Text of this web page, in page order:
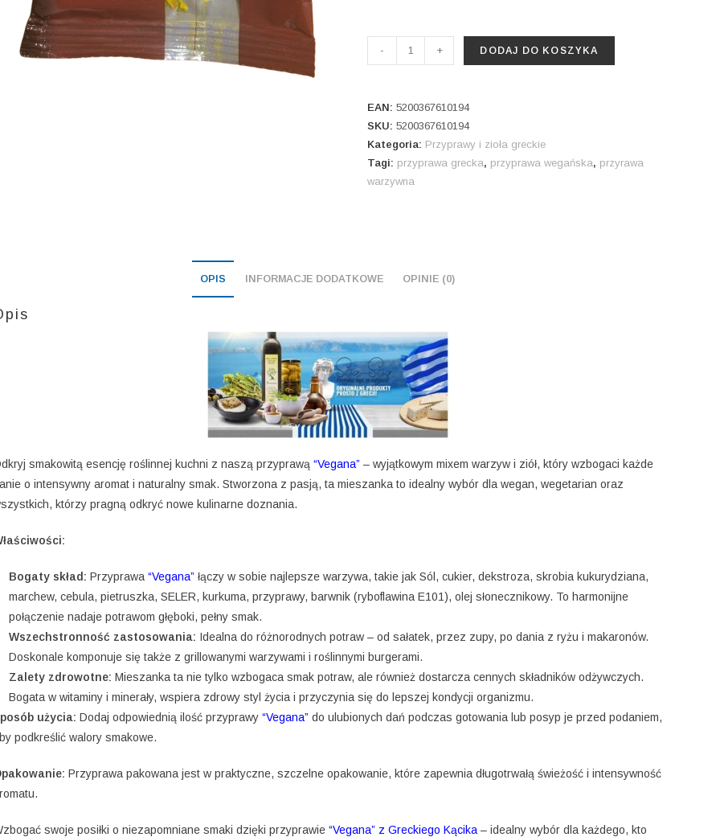
Przyprawa
mix
warzyw
i
ziół
100
- + DODAJ DO KOSZYKA
EAN:5200367610194
SKU:5200367610194
Kategoria: Przyprawy i zioła greckie
Tagi: przyprawa grecka, przyprawa wegańska, przyrawa
warzywna
OPIS INFORMACJE DODATKOWE OPINIE (0)
smakowitą esencję roślinnej kuchni z naszą przyprawą “Vegana” – wyjątkowym mixem warzyw i ziół, który wzbogaci każde
o intensywny aromat i naturalny smak. Stworzona z pasją, ta mieszanka to idealny wybór dla wegan, wegetarian oraz
którzy pragną odkryć nowe kulinarne doznania.
Bogaty skład: Przyprawa “Vegana” łączy w sobie najlepsze warzywa, takie jak Sól, cukier, dekstroza, skrobia kukurydziana,
marchew, cebula, pietruszka, SELER, kurkuma, przyprawy, barwnik (ryboflawina E101), olej słonecznikowy. To harmonijne
połączenie nadaje potrawom głęboki, pełny smak.
Wszechstronność zastosowania: Idealna do różnorodnych potraw – od sałatek, przez zupy, po dania z ryżu i makaronów.
Doskonale komponuje się także z grillowanymi warzywami i roślinnymi burgerami.
Zalety zdrowotne: Mieszanka ta nie tylko wzbogaca smak potraw, ale również dostarcza cennych składników odżywczych.
Bogata w witaminy i minerały, wspiera zdrowy styl życia i przyczynia się do lepszej kondycji organizmu.
użycia: Dodaj odpowiednią ilość przyprawy “Vegana” do ulubionych dań podczas gotowania lub posyp je przed podaniem,
podkreślić walory smakowe.
Przyprawa pakowana jest w praktyczne, szczelne opakowanie, które zapewnia długotrwałą świeżość i intensywność
swoje posiłki o niezapomniane smaki dzięki przyprawie “Vegana” z Greckiego Kącika – idealny wybór dla każdego, kto